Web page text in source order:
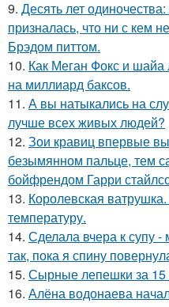
9. Десять лет
призналась, что ни с кем
Брэдом питтом.
10. Как Меган Фокс и
на миллиард баксов.
11. А вы натыкались на
лучше всех живых людей?
12. Зои кравиц впервые
безымянном пальце, тем
бойфрендом Гарри
13. Королевская
температуру.
14. Сделала вчера к супу
так, пока я спину
15. Сырные лепешки за 15
16. Алёна водонаева